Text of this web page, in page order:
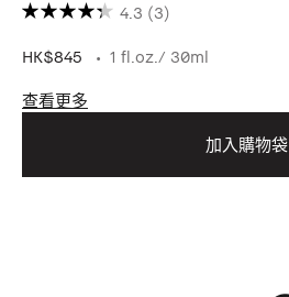
4.3 (3)
HK$845 1 fl.oz./ 30ml
查看更多
加入購物袋